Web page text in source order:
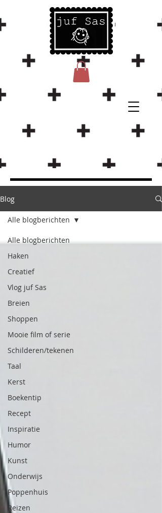
Blog
Alle blogberichten
Haken
Creatief
Vlog juf Sas
Breien
Shoppen
Mooie film of serie
Schilderen/tekenen
Taal
Kerst
Boekentip
Recept
Inspiratie
Humor
Kunst
Onderwijs
Poppenhuis
Reizen
Alle blogberichten